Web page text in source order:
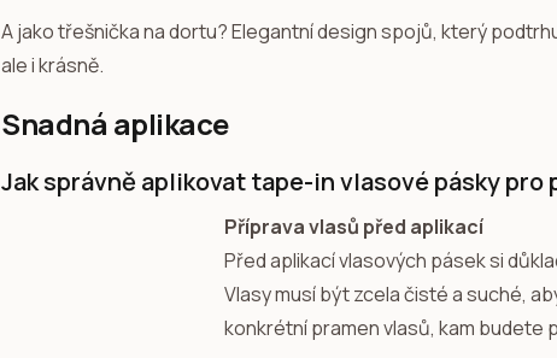
A jako třešnička na dortu? Elegantní design spojů, který
ale i krásně.
Snadná aplikace
Jak správně aplikovat tape-in vlasové pásky
Příprava vlasů před aplikací
Před aplikací vlasových pásek si
Vlasy musí být zcela čisté a suché,
konkrétní pramen vlasů, kam budete